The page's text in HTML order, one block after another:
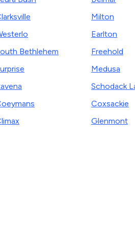
Bethlehem
Milton
Earlton
Freehold
Medusa
Schodack
Coxsackie
Glenmont